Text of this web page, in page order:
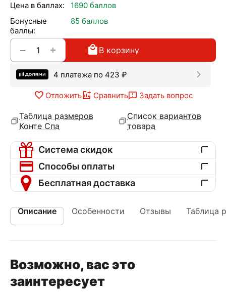
Цена в баллах:
1690 баллов
Бонусные
баллы:
85 баллов
+
− В корзину
4 платежа по 423 ₽
Отложить Сравнить Задать вопрос
Таблица размеров
Конте Спа
Список вариантов
товара
Система скидок
Способы оплаты
Бесплатная доставка
Описание Особенности Отзывы Таблица
Возможно, вас это
заинтересует